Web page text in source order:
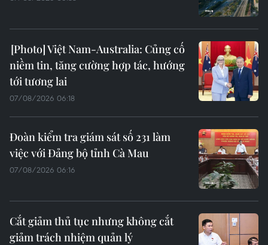
Việt Nam-Australia: Củng cố
niềm tin, tăng cường hợp tác, hướng
tới tương lai
07/08/2026 06:18
Đoàn kiểm tra giám sát số 231 làm
việc với Đảng bộ tỉnh Cà Mau
07/08/2026 06:16
Cắt giảm thủ tục nhưng không cắt
giảm trách nhiệm quản lý